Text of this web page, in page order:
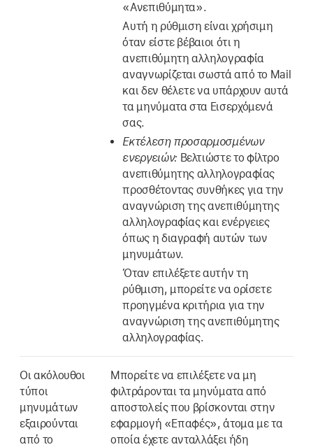
«Ανεπιθύμητα».
Αυτή η ρύθμιση είναι χρήσιμη
όταν είστε βέβαιοι ότι η
ανεπιθύμητη αλληλογραφία
αναγνωρίζεται σωστά από το Mail
και δεν θέλετε να υπάρχουν αυτά
τα μηνύματα στα Εισερχόμενά
σας.
Εκτέλεση προσαρμοσμένων
ενεργειών: Βελτιώστε το φίλτρο
ανεπιθύμητης αλληλογραφίας
προσθέτοντας συνθήκες για την
αναγνώριση της ανεπιθύμητης
αλληλογραφίας και ενέργειες
όπως η διαγραφή αυτών των
μηνυμάτων.
Όταν επιλέξετε αυτήν τη
ρύθμιση, μπορείτε να ορίσετε
προηγμένα κριτήρια για την
αναγνώριση της ανεπιθύμητης
αλληλογραφίας.
Οι ακόλουθοι
τύποι
μηνυμάτων
εξαιρούνται
από το
Μπορείτε να επιλέξετε να μη
φιλτράρονται τα μηνύματα από
αποστολείς που βρίσκονται στην
εφαρμογή «Επαφές», άτομα με τα
οποία έχετε ανταλλάξει ήδη